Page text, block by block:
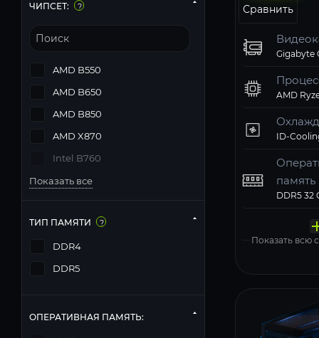
Сравнить
AMD
память
Windows
Показать всю
ЧИПСЕТ: ?
AMD B550
AMD B650
AMD B850
AMD X870
Intel B760
Показать все
ТИП ПАМЯТИ ?
DDR4
DDR5
ОПЕРАТИВНАЯ ПАМЯТЬ: